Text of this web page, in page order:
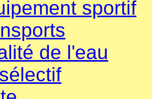
sportif
de l'eau